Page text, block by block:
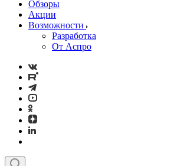
Обзоры
Акции
Возможности
Разработка
От Аспро